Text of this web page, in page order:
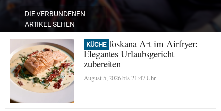
DIE VERBUNDENEN
ARTIKEL SEHEN
KÜCHE
Lachs Toskana Art im Airfryer:
Elegantes Urlaubsgericht
zubereiten
August 5, 2026 bis 21:47 Uhr